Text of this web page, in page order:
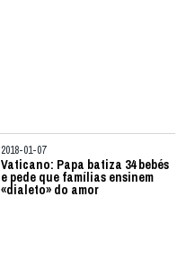
2018-01-07
Vaticano: Papa batiza 34 bebés
e pede que famílias ensinem
«dialeto» do amor